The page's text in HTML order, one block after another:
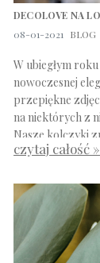
DECOLOVE NA
08-01-2021
BLOG
W ubiegłym
nowoczesnej
przepiękne
na niektórych z
Nasze kolczyki
czytaj całość »